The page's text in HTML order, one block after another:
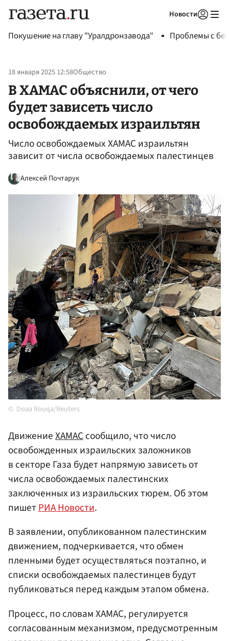
Новости
Покушение на главу "Уралдронзавода" Проблемы с
18 января 2025 12:58Общество
В ХАМАС объяснили, от чего
будет зависеть число
освобождаемых израильтян
Число освобождаемых ХАМАС израильтян
зависит от числа освобождаемых палестинцев
Алексей Почтарук
Doaa Rouqa/Reuters
ДвижениеХАМАСсообщило, что число
освобожденных израильских заложников
в секторе Газа будет напрямую зависеть от
числа освобождаемых палестинских
заключенных из израильских тюрем. Об этом
пишетРИА Новости.
В заявлении, опубликованном палестинским
движением, подчеркивается, что обмен
пленными будет осуществляться поэтапно, и
списки освобождаемых палестинцев будут
публиковаться перед каждым этапом обмена.
Процесс, по словам ХАМАС, регулируется
согласованным механизмом, предусмотренным